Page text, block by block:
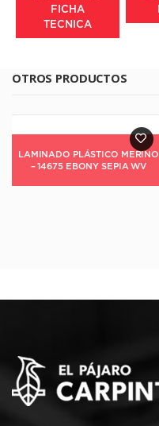
FICHA
TECNICA
OTROS PRODUCTOS
LAMINADO PLÁSTICO MERINO
– 14675 EBONY SEPIA WV